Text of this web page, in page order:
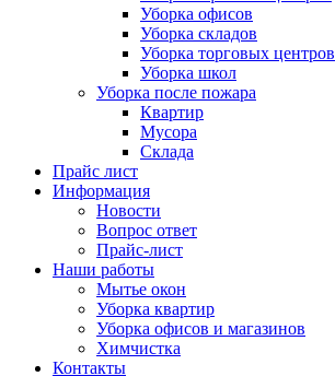
Уборка офисов
Уборка складов
Уборка торговых центров
Уборка школ
Уборка после пожара
Квартир
Мусора
Склада
Прайс лист
Информация
Новости
Вопрос ответ
Прайс-лист
Наши работы
Мытье окон
Уборка квартир
Уборка офисов и магазинов
Химчистка
Контакты